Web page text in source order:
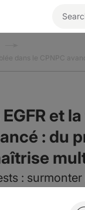
dans le CPNPC
et
: du
: surmonter